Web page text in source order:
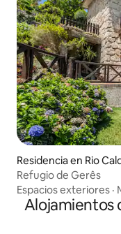
Residencia en Rio
Refugio de Gerês
Espacios exteriores ·
Alojamientos